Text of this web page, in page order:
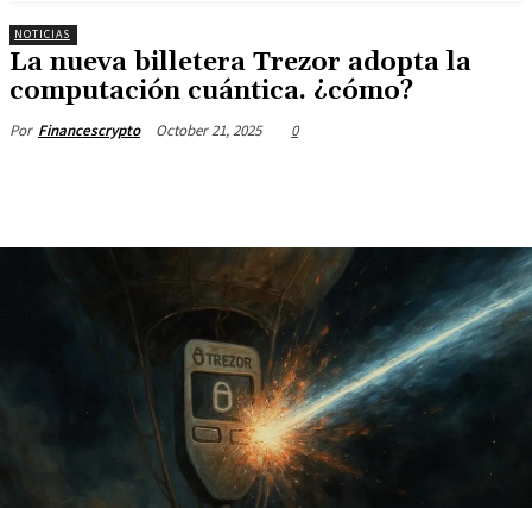
NOTICIAS
La nueva billetera Trezor adopta la
computación cuántica. ¿cómo?
Por Financescrypto October 21, 2025 0